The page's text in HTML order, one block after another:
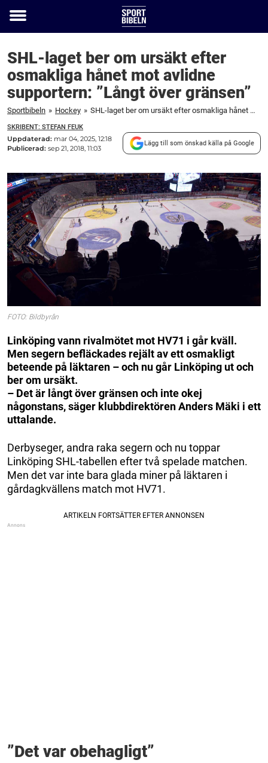
Toggle
SHL-laget ber om ursäkt efter
osmakliga hånet mot avlidne
supportern: ”Långt över gränsen”
Sportbibeln » Hockey » SHL-laget ber om ursäkt efter osmakliga hånet mot avlidne supportern: "Långt över gränsen"
SKRIBENT: STEFAN FEUK
Uppdaterad: mar 04, 2025, 12:18
Publicerad: sep 21, 2018, 11:03
Lägg till som önskad källa på Google
FOTO: Bildbyrån
Linköping vann rivalmötet mot HV71 i går kväll.
Men segern befläckades rejält av ett osmakligt
beteende på läktaren – och nu går Linköping ut och
ber om ursäkt.
– Det är långt över gränsen och inte okej
någonstans, säger klubbdirektören Anders Mäki i ett
uttalande.
Derbyseger, andra raka segern och nu toppar
Linköping SHL-tabellen efter två spelade matchen.
Men det var inte bara glada miner på läktaren i
gårdagkvällens match mot HV71.
”Det var obehagligt”